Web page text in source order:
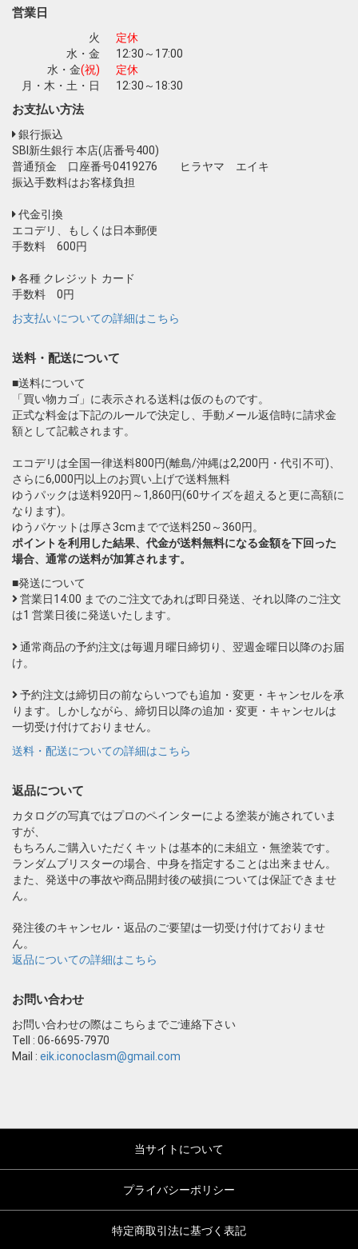
営業日
火
定休
水・金
12:30～17:00
水・金(祝)
定休
月・木・土・日
12:30～18:30
お支払い方法
銀行振込
SBI新生銀行 本店(店番号400)
普通預金 口座番号0419276 ヒラヤマ エイキ
振込手数料はお客様負担
代金引換
エコデリ、もしくは日本郵便
手数料 600円
各種 クレジット カード
手数料 0円
お支払いについての詳細はこちら
送料・配送について
■送料について
「買い物カゴ」に表示される送料は仮のものです。
正式な料金は下記のルールで決定し、手動メール返信時に請求金
額として記載されます。
エコデリは全国一律送料800円(離島/沖縄は2,200円・代引不可)、
さらに6,000円以上のお買い上げで送料無料
ゆうパックは送料920円～1,860円(60サイズを超えると更に高額に
なります)。
ゆうパケットは厚さ3cmまでで送料250～360円。
ポイントを利用した結果、代金が送料無料になる金額を下回った
場合、通常の送料が加算されます。
■発送について
営業日14:00 までのご注文であれば即日発送、それ以降のご注文
は1 営業日後に発送いたします。
通常商品の予約注文は毎週月曜日締切り、翌週金曜日以降のお届
け。
予約注文は締切日の前ならいつでも追加・変更・キャンセルを承
ります。しかしながら、締切日以降の追加・変更・キャンセルは
一切受け付けておりません。
送料・配送についての詳細はこちら
返品について
カタログの写真ではプロのペインターによる塗装が施されていま
すが、
もちろんご購入いただくキットは基本的に未組立・無塗装です。
ランダムブリスターの場合、中身を指定することは出来ません。
また、発送中の事故や商品開封後の破損については保証できませ
ん。
発注後のキャンセル・返品のご要望は一切受け付けておりませ
ん。
返品についての詳細はこちら
お問い合わせ
お問い合わせの際はこちらまでご連絡下さい
Tell : 06-6695-7970
Mail : eik.iconoclasm@gmail.com
当サイトについて
プライバシーポリシー
特定商取引法に基づく表記